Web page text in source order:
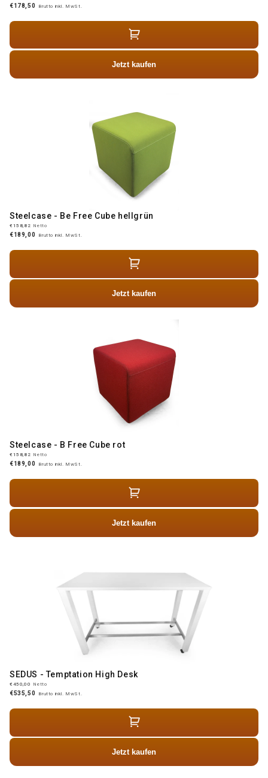
€178,50 Brutto inkl. MwSt.
Jetzt kaufen
Steelcase - Be Free Cube hellgrün
€158,82 Netto
€189,00 Brutto inkl. MwSt.
Jetzt kaufen
Steelcase - B Free Cube rot
€158,82 Netto
€189,00 Brutto inkl. MwSt.
Jetzt kaufen
SEDUS - Temptation High Desk
€450,00 Netto
€535,50 Brutto inkl. MwSt.
Jetzt kaufen